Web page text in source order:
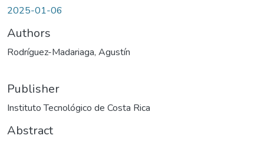
2025-01-06
Authors
Rodríguez-Madariaga, Agustín
Publisher
Instituto Tecnológico de Costa Rica
Abstract